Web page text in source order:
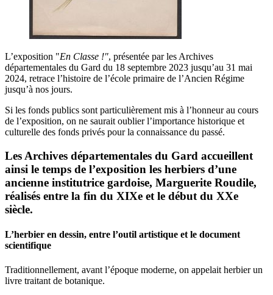
L’exposition "En Classe !", présentée par les Archives
départementales du Gard du 18 septembre 2023 jusqu’au 31 mai
2024, retrace l’histoire de l’école primaire de l’Ancien Régime
jusqu’à nos jours.
Si les fonds publics sont particulièrement mis à l’honneur au cours
de l’exposition, on ne saurait oublier l’importance historique et
culturelle des fonds privés pour la connaissance du passé.
Les Archives départementales du Gard accueillent
ainsi le temps de l’exposition les herbiers d’une
ancienne institutrice gardoise, Marguerite Roudile,
réalisés entre la fin du XIXe et le début du XXe
siècle.
L’herbier en dessin, entre l’outil artistique et le document
scientifique
Traditionnellement, avant l’époque moderne, on appelait herbier un
livre traitant de botanique.